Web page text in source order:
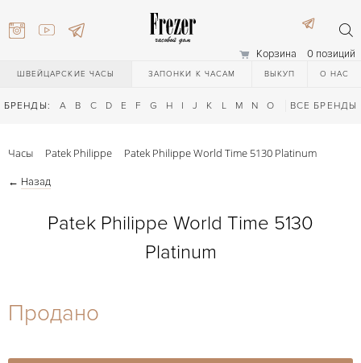
Корзина 0 позиций
ШВЕЙЦАРСКИЕ ЧАСЫ ЗАПОНКИ К ЧАСАМ ВЫКУП О НАС
БРЕНДЫ: A B C D E F G H I J K L M N O Q R S T
ВСЕ БРЕНДЫ
27-44
Часы Patek Philippe Patek Philippe World Time 5130 Platinum
← Назад
Patek Philippe World Time 5130
Platinum
Продано